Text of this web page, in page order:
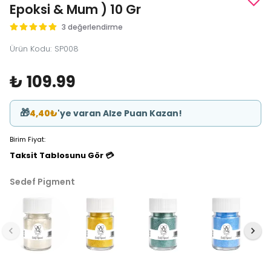
Epoksi & Mum ) 10 Gr
3 değerlendirme
Ürün Kodu: SP008
₺ 109.99
🎁4,40₺'ye varan Alze Puan Kazan!
Birim Fiyat:
Taksit Tablosunu Gör 💳
Sedef Pigment